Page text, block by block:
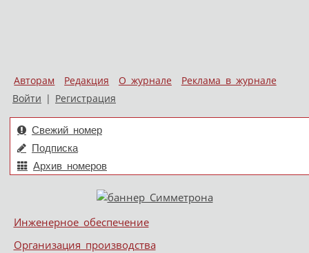
Авторам Редакция О журнале
Реклама в журнале
Войти | Регистрация
Свежий номер
Подписка
Архив номеров
Меню
Skip to content
Инженерное обеспечение
Организация производства